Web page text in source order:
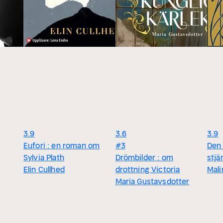
3.9
Eufori : en roman om
Sylvia Plath
Elin Cullhed
3.6
#3
Drömbilder : om
drottning Victoria
Maria Gustavsdotter
3.9